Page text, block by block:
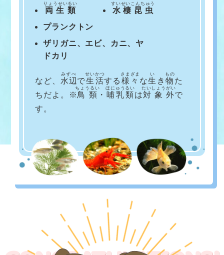
両生類
りょうせいるい
水棲昆虫
すいせいこんちゅう
プランクトン
ザリガニ、エビ、カニ、ヤ
ドカリ
など、 水辺
みずべ
で生活
せいかつ
する 様々
さまざま
な生
い
き 物
もの
た
ちだよ。※鳥類
ちょうるい
・ 哺乳類
ほにゅうるい
は対象外
たいしょうがい
で
す。